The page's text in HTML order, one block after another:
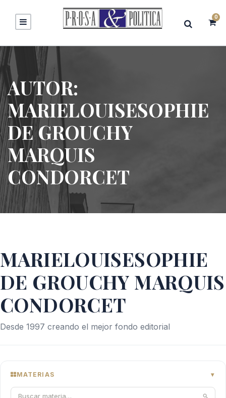
0
AUTOR:
MARIELOUISESOPHIE
DE GROUCHY
MARQUIS
CONDORCET
MARIELOUISESOPHIE
DE GROUCHY MARQUIS
CONDORCET
Desde 1997 creando el mejor fondo editorial
MATERIAS